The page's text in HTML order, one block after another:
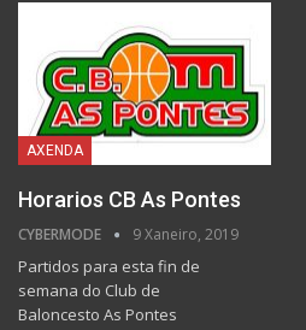
AXENDA
Horarios CB As Pontes
CYBERMODE 9 Xaneiro, 2019
Partidos para esta fin de
semana do Club de
Baloncesto As Pontes